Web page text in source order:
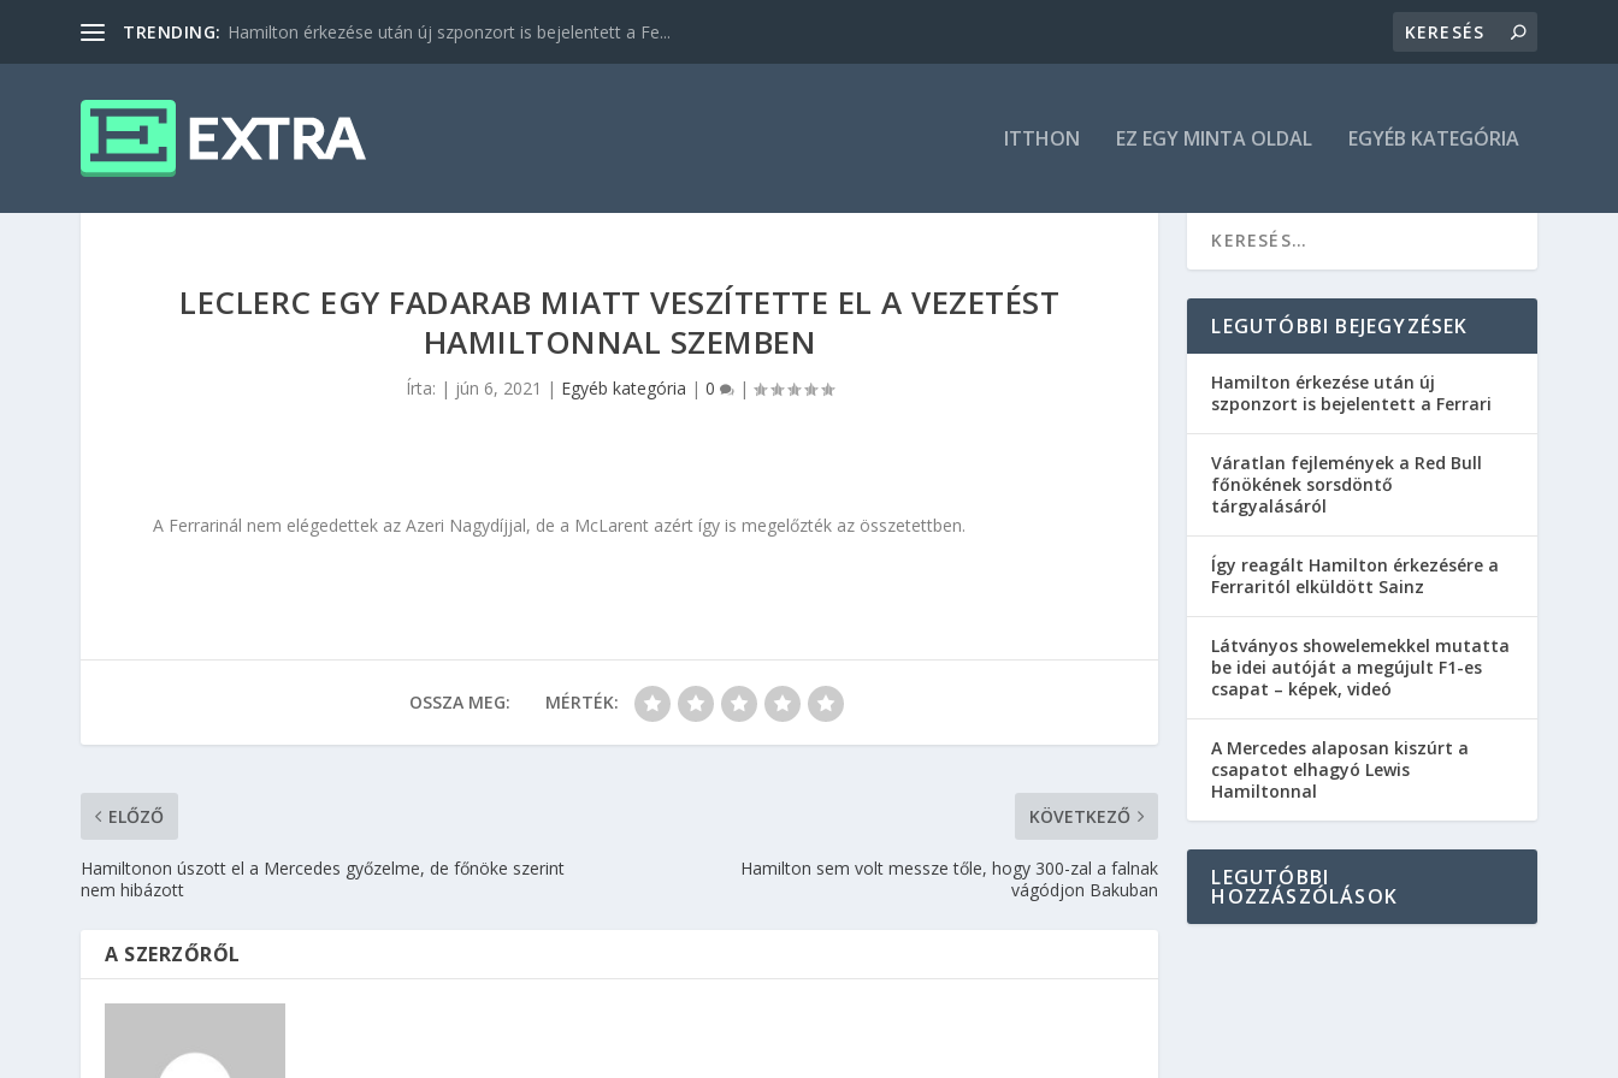
TRENDING: Hamilton érkezése után új szponzort is bejelentett a Fe...
ITTHON EZ EGY MINTA OLDAL EGYÉB KATEGÓRIA
LECLERC EGY FADARAB MIATT VESZÍTETTE EL A VEZETÉST
HAMILTONNAL SZEMBEN
Írta: | jún 6, 2021 | Egyéb kategória |0 |
A Ferrarinál nem elégedettek az Azeri Nagydíjjal, de a McLarent azért így is megelőzték az összetettben.
OSSZA MEG: MÉRTÉK:
ELŐZŐ
Hamiltonon úszott el a Mercedes győzelme, de főnöke szerint
nem hibázott
KÖVETKEZŐ
Hamilton sem volt messze tőle, hogy 300-zal a falnak
vágódjon Bakuban
A SZERZŐRŐL
LEGUTÓBBI BEJEGYZÉSEK
Hamilton érkezése után új
szponzort is bejelentett a Ferrari
Váratlan fejlemények a Red Bull
főnökének sorsdöntő
tárgyalásáról
Így reagált Hamilton érkezésére a
Ferraritól elküldött Sainz
Látványos showelemekkel mutatta
be idei autóját a megújult F1-es
csapat – képek, videó
A Mercedes alaposan kiszúrt a
csapatot elhagyó Lewis
Hamiltonnal
LEGUTÓBBI
HOZZÁSZÓLÁSOK